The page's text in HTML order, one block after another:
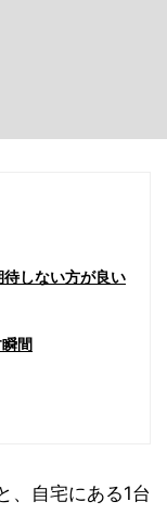
しない方が良い
間
、自宅にある1台